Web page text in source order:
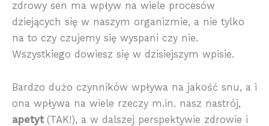
zdrowy sen ma wpływ na wiele procesów
dziejących się w naszym organizmie, a nie tylko
na to czy czujemy się wyspani czy nie.
Wszystkiego dowiesz się w dzisiejszym wpisie.
Bardzo dużo czynników wpływa na jakość snu, a i
ona wpływa na wiele rzeczy m.in. nasz nastrój,
apetyt (TAK!), a w dalszej perspektywie zdrowie i